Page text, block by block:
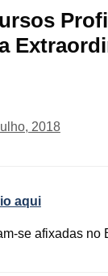
2018
aqui
se afixadas no